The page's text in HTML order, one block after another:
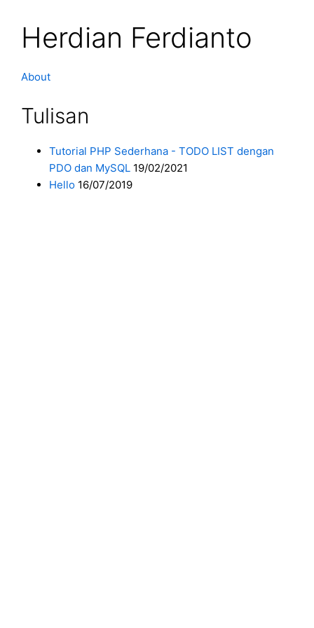
Herdian Ferdianto
About
Tulisan
Tutorial PHP Sederhana - TODO LIST dengan
PDO dan MySQL 19/02/2021
Hello 16/07/2019